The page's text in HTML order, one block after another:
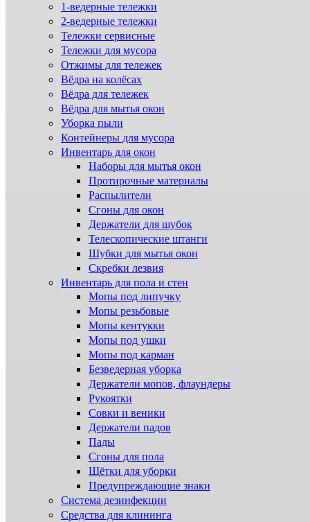
1-ведерные тележки
2-ведерные тележки
Тележки сервисные
Тележки для мусора
Отжимы для тележек
Вёдра на колёсах
Вёдра для тележек
Вёдра для мытья окон
Уборка пыли
Контейнеры для мусора
Инвентарь для окон
Наборы для мытья окон
Протирочные материалы
Распылители
Сгоны для окон
Держатели для шубок
Телескопические штанги
Шубки для мытья окон
Скребки лезвия
Инвентарь для пола и стен
Мопы под липучку
Мопы резьбовые
Мопы кентукки
Мопы под ушки
Мопы под карман
Безведерная уборка
Держатели мопов, флаундеры
Рукоятки
Совки и веники
Держатели падов
Пады
Сгоны для пола
Щётки для уборки
Предупреждающие знаки
Система дезинфекции
Cредства для клининга